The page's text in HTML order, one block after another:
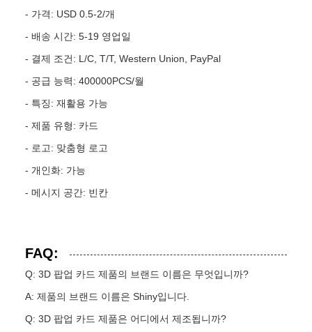
- 가격: USD 0.5-2/개
- 배송 시간: 5-19 영업일
- 결제 조건: L/C, T/T, Western Union, PayPal
- 공급 능력: 400000PCS/월
- 특징: 재활용 가능
- 제품 유형: 카드
- 로고: 맞춤형 로고
- 개인화: 가능
- 메시지 공간: 빈칸
FAQ:
Q: 3D 팝업 카드 제품의 브랜드 이름은 무엇입니까?
A: 제품의 브랜드 이름은 Shiny입니다.
Q: 3D 팝업 카드 제품은 어디에서 제조됩니까?